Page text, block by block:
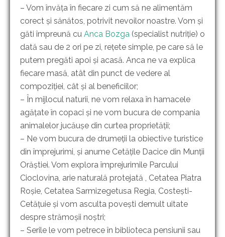
– Vom învăța în fiecare zi cum să ne alimentăm
corect și sănătos, potrivit nevoilor noastre. Vom și
găti împreună cu Anca Bozga (specialist nutriție) o
dată sau de 2 ori pe zi, rețete simple, pe care să le
putem pregăti apoi și acasă. Anca ne va explica
fiecare masă, atât din punct de vedere al
compoziției, cât și al beneficiilor;
– În mijlocul naturii, ne vom relaxa în hamacele
agățate în copaci și ne vom bucura de compania
animalelor jucăușe din curtea proprietății;
– Ne vom bucura de drumeții la obiective turistice
din împrejurimi, și anume Cetățile Dacice din Munții
Orăștiei. Vom explora împrejurimile Parcului
Cioclovina, arie naturală protejată , Cetatea Piatra
Roșie, Cetatea Sarmizegetusa Regia, Costești-
Cetățuie și vom asculta povești demult uitate
despre strămoșii noștri;
– Serile le vom petrece în biblioteca pensiunii sau